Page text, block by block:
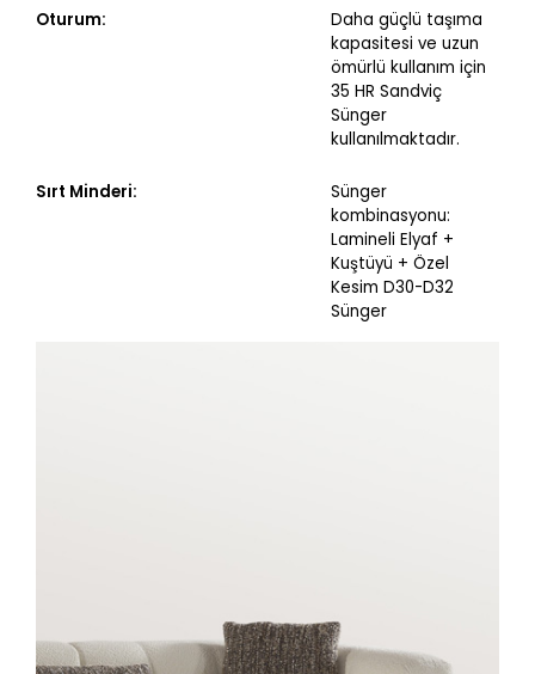
Oturum:
Daha güçlü taşıma
kapasitesi ve uzun
ömürlü kullanım için
35 HR Sandviç
Sünger
kullanılmaktadır.
Sırt Minderi:
Sünger
kombinasyonu:
Lamineli Elyaf +
Kuştüyü + Özel
Kesim D30-D32
Sünger